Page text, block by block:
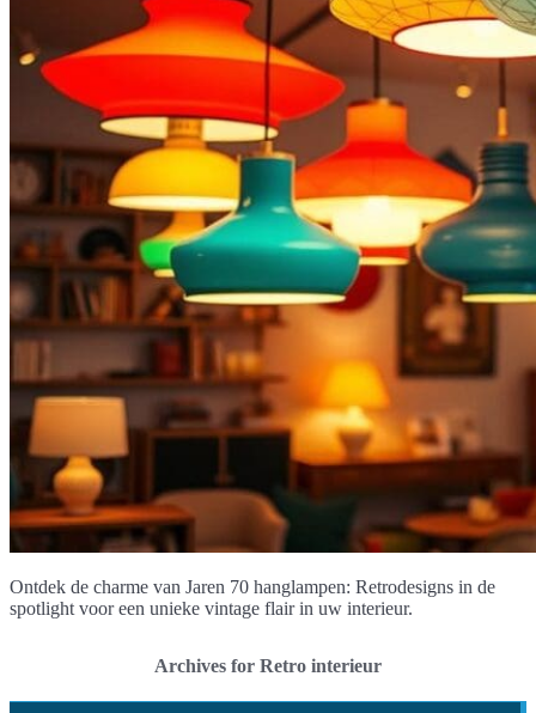
Ontdek de charme van Jaren 70 hanglampen: Retrodesigns in de
spotlight voor een unieke vintage flair in uw interieur.
Archives for Retro interieur